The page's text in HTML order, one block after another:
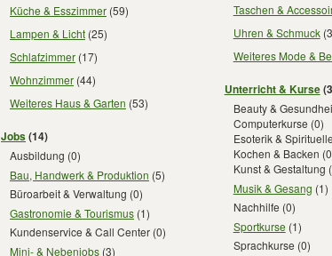
Küche & Esszimmer (59)
Lampen & Licht (25)
Schlafzimmer (17)
Wohnzimmer (44)
Weiteres Haus & Garten (53)
Jobs(14)
Ausbildung (0)
Bau, Handwerk & Produktion (5)
Büroarbeit & Verwaltung (0)
Gastronomie & Tourismus (1)
Kundenservice & Call Center (0)
Mini- & Nebenjobs (3)
Taschen &
Uhren & Schmuck
Weiteres Mode &
Unterricht & Kurse
Beauty &
Computerkurse (0)
Esoterik &
Kochen & Backen
Kunst & Gestaltung
Musik & Gesang (1)
Nachhilfe (0)
Sportkurse (1)
Sprachkurse (0)